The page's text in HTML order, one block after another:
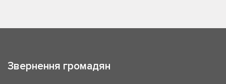
Звернення громадян